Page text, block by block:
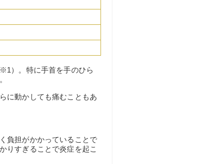
）。特に手首を手のひら
に動かしても痛むこともあ
負担がかかっていることで
りすぎることで炎症を起こ